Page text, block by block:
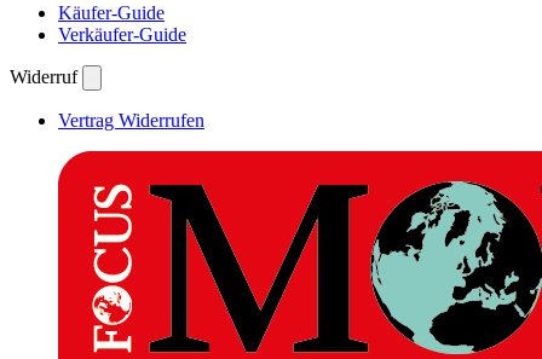
Käufer-Guide
Verkäufer-Guide
Widerruf
Vertrag Widerrufen